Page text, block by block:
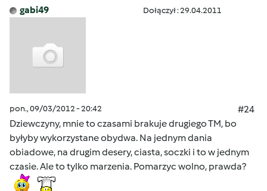
gabi49 Dołączył : 29.04.2011
pon., 09/03/2012 - 20:42
#24
Dziewczyny, mnie to czasami brakuje drugiego TM, bo
byłyby wykorzystane obydwa. Na jednym dania
obiadowe, na drugim desery, ciasta, soczki i to w jednym
czasie. Ale to tylko marzenia. Pomarzyc wolno, prawda?